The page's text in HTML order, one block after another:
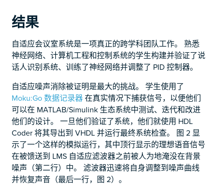
结果
自适应会议室系统是一项真正的跨学科团队工作。 熟悉
神经网络、计算机工程和控制系统的学生构建并验证了说
话人识别系统、训练了神经网络并调整了 PID 控制器。
自适应噪声消除被证明是最大的挑战。 学生使用了
Moku:Go 数据记录器在真实情况下捕获信号，以便他们
可以在 MATLAB/Simulink 生态系统中测试、迭代和改进
他们的设计。 一旦他们验证了系统，他们就使用 HDL
Coder 将其导出到 VHDL 并运行最终系统检查。 图 2 显
示了一个这样的模拟运行，其中顶行显示的理想语音信号
在被馈送到 LMS 自适应滤波器之前被人为地淹没在背景
噪声（第二行）中。 滤波器迅速将自身调整到噪声曲线
并恢复声音（最后一行，图 2）。